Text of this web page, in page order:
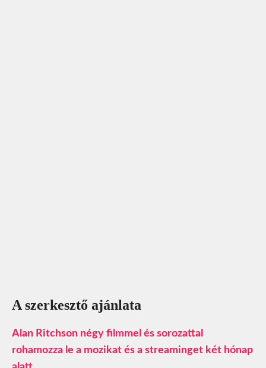
A szerkesztő ajánlata
Alan Ritchson négy filmmel és sorozattal
rohamozza le a mozikat és a streaminget két hónap